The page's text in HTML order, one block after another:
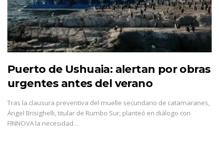
Puerto de Ushuaia: alertan por obras
urgentes antes del verano
Tras la clausura preventiva del muelle secundario de catamaranes,
Ángel Brisighelli, titular de Rumbo Sur, planteó en diálogo con
FINNOVA la necesidad…